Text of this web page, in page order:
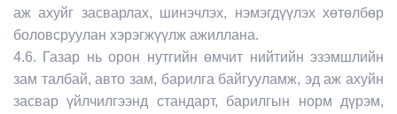
аж ахуйг засварлах, шинэчлэх, нэмэгдүүлэх хөтөлбөр
боловсруулан хэрэгжүүлж ажиллана.
4.6. Газар нь орон нутгийн өмчит нийтийн эзэмшлийн
зам талбай, авто зам, барилга байгууламж, эд аж ахуйн
засвар үйлчилгээнд стандарт, барилгын норм дүрэм,